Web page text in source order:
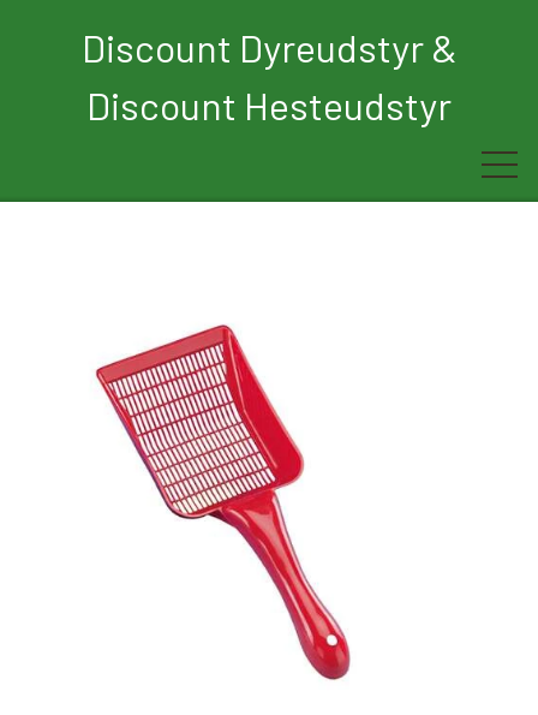
Discount Dyreudstyr &
Discount Hesteudstyr
Rytter
Hest
Børn
Hund
Kat
Nyhed